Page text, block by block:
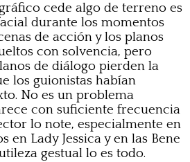
cede algo de terreno es
durante los momentos
de acción y los planos
con solvencia, pero
de diálogo pierden la
los guionistas habían
No es un problema
con suficiente frecuencia
lo note, especialmente en
en Lady Jessica y en las Bene
gestual lo es todo.